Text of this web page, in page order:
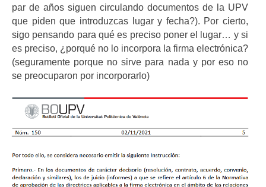
par de años siguen circulando documentos de la UPV
que piden que introduzcas lugar y fecha?). Por cierto,
sigo pensando para qué es preciso poner el lugar… y si
es preciso, ¿porqué no lo incorpora la firma electrónica?
(seguramente porque no sirve para nada y por eso no
se preocuparon por incorporarlo)